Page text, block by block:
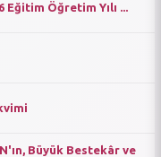
Öğretim Yılı ...
Büyük Bestekâr ve